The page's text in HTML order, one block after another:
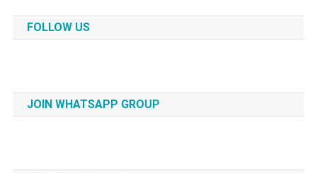
FOLLOW US
JOIN WHATSAPP GROUP